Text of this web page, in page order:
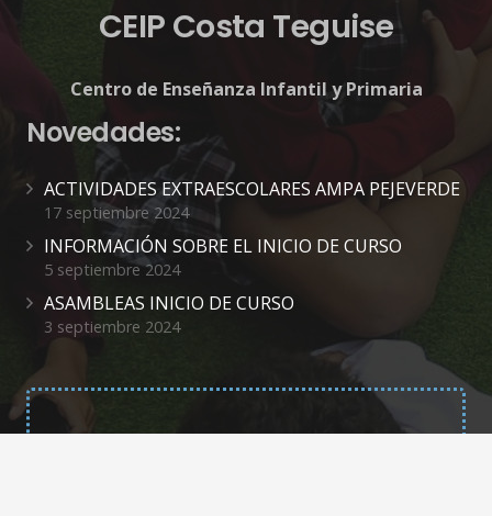
CEIP Costa Teguise
Centro de Enseñanza Infantil y Primaria
Novedades:
ACTIVIDADES EXTRAESCOLARES AMPA PEJEVERDE
17 septiembre 2024
INFORMACIÓN SOBRE EL INICIO DE CURSO
5 septiembre 2024
ASAMBLEAS INICIO DE CURSO
3 septiembre 2024